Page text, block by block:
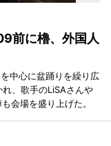
前に櫓、外国人
中心に盆踊りを繰り広
、歌手のLiSAさんや
会場を盛り上げた。